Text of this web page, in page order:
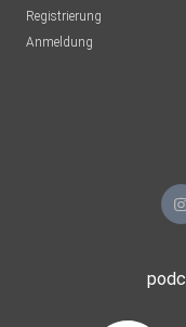
Registrierung
Anmeldung